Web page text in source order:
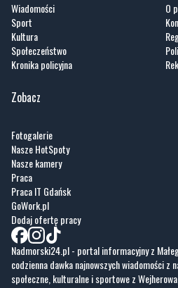
Wiadomości
Sport
Kultura
Społeczeństwo
Kronika policyjna
O
Zobacz
Fotogalerie
Nasze HotSpoty
Nasze kamery
Praca
Praca IT Gdańsk
GoWork.pl
Dodaj ofertę pracy
Nadmorski24.pl - portal informacyjny z
codzienna dawka najnowszych wiadomości z
społeczne, kulturalne i sportowe z